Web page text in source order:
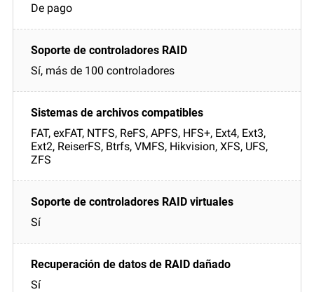
De pago
Sí, más de 100 controladores
FAT, exFAT, NTFS, ReFS, APFS, HFS+, Ext4, Ext3,
Ext2, ReiserFS, Btrfs, VMFS, Hikvision, XFS, UFS,
ZFS
Sí
Sí